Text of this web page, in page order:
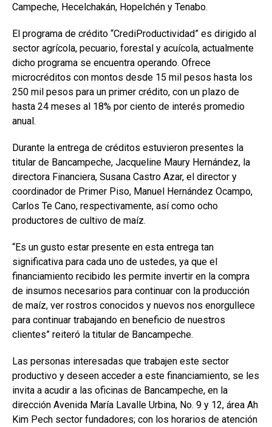
Campeche, Hecelchakán, Hopelchén y Tenabo.
El programa de crédito “CrediProductividad” es dirigido al
sector agrícola, pecuario, forestal y acuícola, actualmente
dicho programa se encuentra operando. Ofrece
microcréditos con montos desde 15 mil pesos hasta los
250 mil pesos para un primer crédito, con un plazo de
hasta 24 meses al 18% por ciento de interés promedio
anual.
Durante la entrega de créditos estuvieron presentes la
titular de Bancampeche, Jacqueline Maury Hernández, la
directora Financiera, Susana Castro Azar, el director y
coordinador de Primer Piso, Manuel Hernández Ocampo,
Carlos Te Cano, respectivamente, así como ocho
productores de cultivo de maíz.
“Es un gusto estar presente en esta entrega tan
significativa para cada uno de ustedes, ya que el
financiamiento recibido les permite invertir en la compra
de insumos necesarios para continuar con la producción
de maíz, ver rostros conocidos y nuevos nos enorgullece
para continuar trabajando en beneficio de nuestros
clientes” reiteró la titular de Bancampeche.
Las personas interesadas que trabajen este sector
productivo y deseen acceder a este financiamiento, se les
invita a acudir a las oficinas de Bancampeche, en la
dirección Avenida María Lavalle Urbina, No. 9 y 12, área Ah
Kim Pech sector fundadores; con los horarios de atención